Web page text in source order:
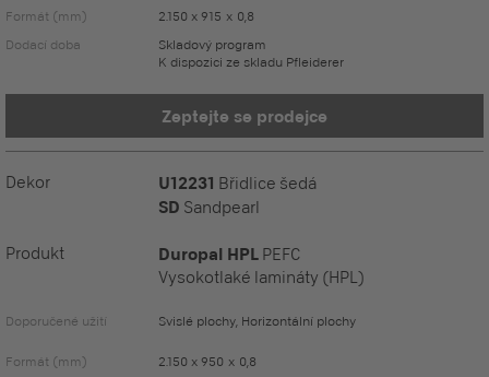
Formát (mm)
2.150 x 915 x 0,8
Dodací doba
Skladový program
K dispozici ze skladu Pfleiderer
Zeptejte se prodejce
Dekor U12231 Břidlice šedá
SD Sandpearl
Produkt Duropal HPL PEFC
Vysokotlaké lamináty (HPL)
Doporučené užití Svislé plochy, Horizontální plochy
Formát (mm) 2.150 x 950 x 0,8